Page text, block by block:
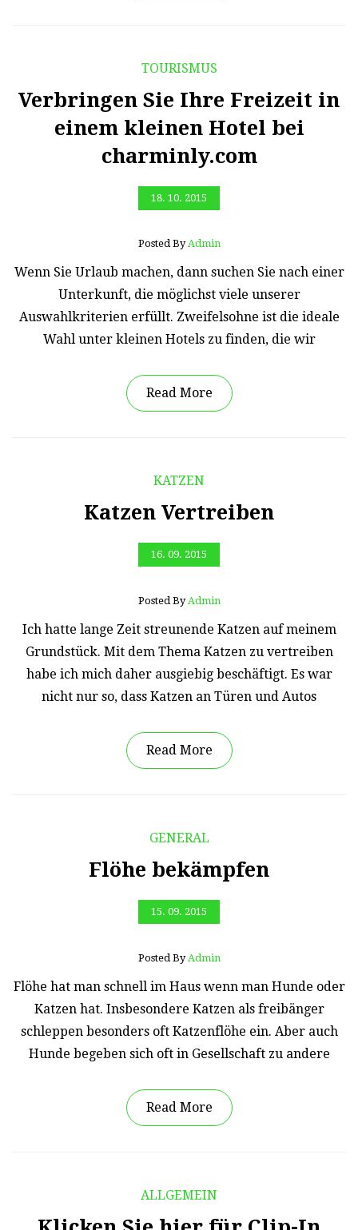
TOURISMUS
Verbringen Sie Ihre Freizeit in
einem kleinen Hotel bei
charminly.com
18. 10. 2015
Posted ByAdmin
Wenn Sie Urlaub machen, dann suchen Sie nach einer
Unterkunft, die möglichst viele unserer
Auswahlkriterien erfüllt. Zweifelsohne ist die ideale
Wahl unter kleinen Hotels zu finden, die wir
Read More
KATZEN
Katzen Vertreiben
16. 09. 2015
Posted ByAdmin
Ich hatte lange Zeit streunende Katzen auf meinem
Grundstück. Mit dem Thema Katzen zu vertreiben
habe ich mich daher ausgiebig beschäftigt. Es war
nicht nur so, dass Katzen an Türen und Autos
Read More
GENERAL
Flöhe bekämpfen
15. 09. 2015
Posted By Admin
Flöhe hat man schnell im Haus wenn man Hunde oder
Katzen hat. Insbesondere Katzen als freibänger
schleppen besonders oft Katzenflöhe ein. Aber auch
Hunde begeben sich oft in Gesellschaft zu andere
Read More
ALLGEMEIN